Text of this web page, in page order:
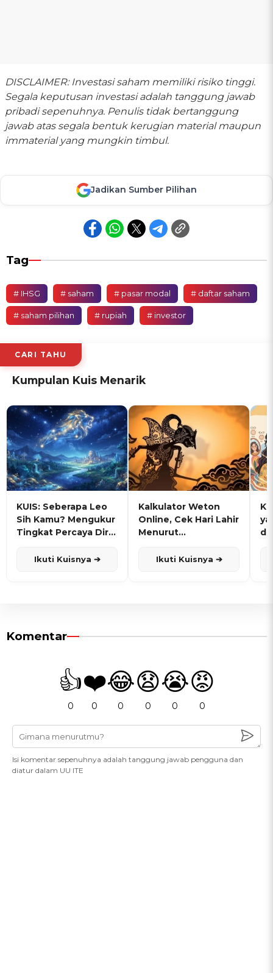
DISCLAIMER: Investasi saham memiliki risiko tinggi.
Segala keputusan investasi adalah tanggung jawab
pribadi sepenuhnya. Penulis tidak bertanggung
jawab atas segala bentuk kerugian material maupun
immaterial yang mungkin timbul.
Jadikan Sumber Pilihan
Tag
# IHSG # saham # pasar modal # daftar saham
# saham pilihan # rupiah # investor
CARI TAHU
Kumpulan Kuis Menarik
KUIS: Seberapa Leo
Sih Kamu? Mengukur
Tingkat Percaya Diri
Ikuti Kuisnya ➔
Kalkulator Weton
Online, Cek Hari Lahir
Menurut
Ikuti Kuisnya ➔
Komentar
👍
0
❤️
0
😂
0
😧
0
😭
0
😡
0
Isi komentar sepenuhnya adalah tanggung jawab pengguna dan
diatur dalam UU ITE